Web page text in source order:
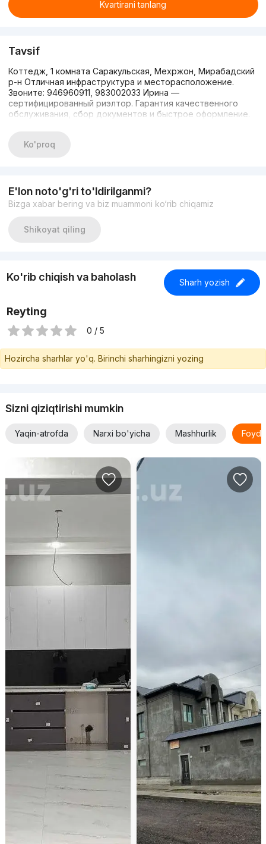
Kvartirani tanlang
Tavsif
Коттедж, 1 комната Саракульская, Мехржон, Мирабадский
р-н Отличная инфраструктура и месторасположение.
Звоните: 946960911, 983002033 Ирина —
сертифицированный риэлтор. Гарантия качественного
обслуживания, сбор документов и быстрое оформление.
Ko'proq
E'lon noto'g'ri to'ldirilganmi?
Bizga xabar bering va biz muammoni ko‘rib chiqamiz
Shikoyat qiling
Ko'rib chiqish va baholash Sharh yozish
Reyting
0 / 5
Hozircha sharhlar yo'q. Birinchi sharhingizni yozing
Sizni qiziqtirishi mumkin
Yaqin-atrofda Narxi bo'yicha Mashhurlik